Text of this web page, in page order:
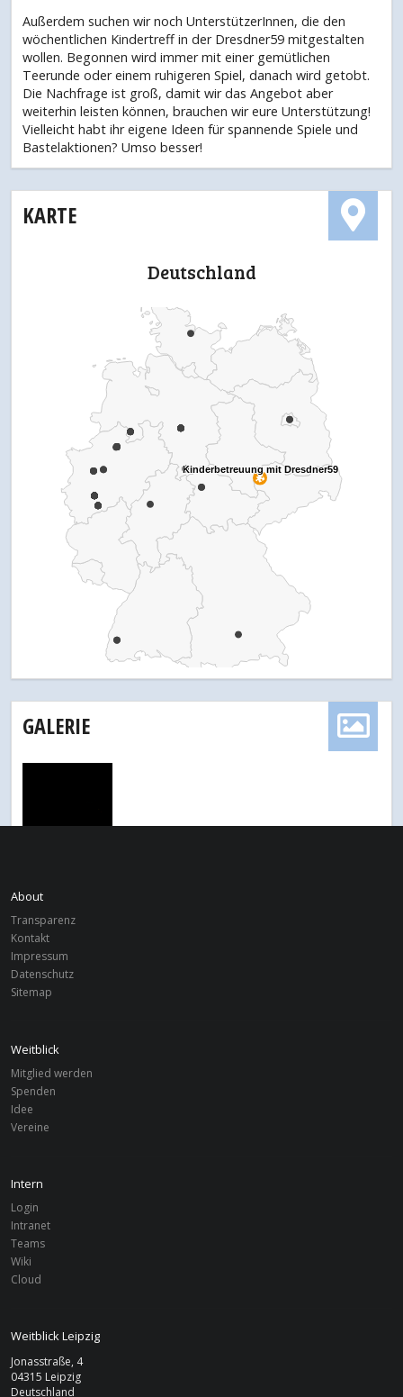
Außerdem suchen wir noch UnterstützerInnen, die den
wöchentlichen Kindertreff in der Dresdner59 mitgestalten
wollen. Begonnen wird immer mit einer gemütlichen
Teerunde oder einem ruhigeren Spiel, danach wird getobt.
Die Nachfrage ist groß, damit wir das Angebot aber
weiterhin leisten können, brauchen wir eure Unterstützung!
Vielleicht habt ihr eigene Ideen für spannende Spiele und
Bastelaktionen? Umso besser!
KARTE
Deutschland
Kinderbetreuung mit Dresdner59
Kinderbetreuung mit Dresdner59
GALERIE
SPENDEN
Weitblick Leipzig e.V.
IBAN: DE03430609671119651200
BIC: GENODEM1GLS
EVENTS
jeden Montag: 17. Aug 2026, 31. Aug, 14. Sep, ...
LEIPZIG
About
Transparenz
Kontakt
Impressum
Datenschutz
Sitemap
Weitblick
Mitglied werden
Spenden
Idee
Vereine
Intern
Login
Intranet
Teams
Wiki
Cloud
Weitblick Leipzig
Jonasstraße, 4
04315 Leipzig
Deutschland